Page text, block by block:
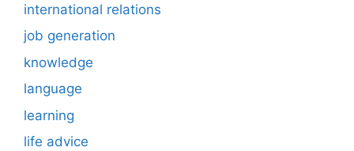
international relations
job generation
knowledge
language
learning
life advice